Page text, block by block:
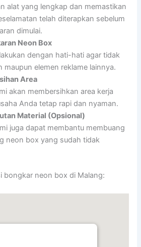
alat yang lengkap dan memastikan
telah diterapkan sebelum
dimulai.
Neon Box
dengan hati-hati agar tidak
maupun elemen reklame lainnya.
Area
akan membersihkan area kerja
Anda tetap rapi dan nyaman.
Material (Opsional)
juga dapat membantu membuang
neon box yang sudah tidak
bongkar neon box di Malang: